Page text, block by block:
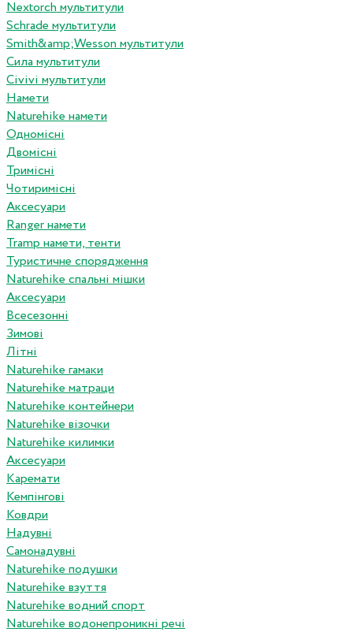
Nextorch мультитули
Schrade мультитули
Smith&amp;Wesson мультитули
Сила мультитули
Civivi мультитули
Намети
Naturehike намети
Одномісні
Двомісні
Тримісні
Чотиримісні
Аксесуари
Ranger намети
Tramp намети, тенти
Туристичне спорядження
Naturehike спальні мішки
Аксесуари
Всесезонні
Зимові
Літні
Naturehike гамаки
Naturehike матраци
Naturehike контейнери
Naturehike візочки
Naturehike килимки
Аксесуари
Каремати
Кемпінгові
Ковдри
Надувні
Самонадувні
Naturehike подушки
Naturehike взуття
Naturehike водний спорт
Naturehike водонепроникні речі